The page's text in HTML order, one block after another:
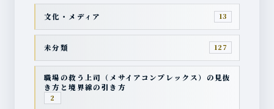
文化・メディア 13
未分類 127
職場の救う上司（メサイアコンプレックス）の見抜
き方と境界線の引き方
2